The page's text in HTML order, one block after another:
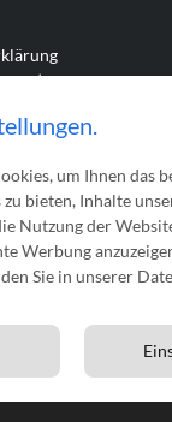
byTheme Farmer
um Ihnen das
bieten, Inhalte
Nutzung der
Werbung
Sie in unserer